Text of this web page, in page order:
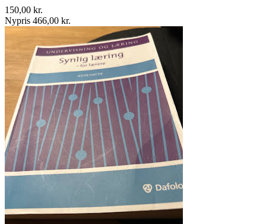
150,00 kr.
Nypris 466,00 kr.